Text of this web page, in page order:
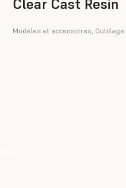
Clear Cast Resin
Modèles et accessoires,